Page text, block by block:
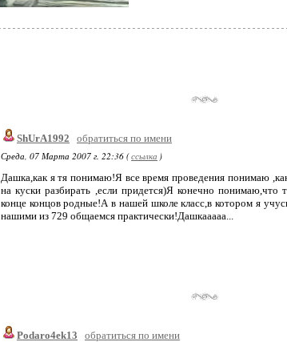
ShUrA1992
обратиться по имени
Среда, 07 Марта 2007 г. 22:36 (ссылка )
Дашка,как я тя понимаю!Я все время проведения понимаю
на куски разбирать ,если придется)Я конечно
конце концов родные!А в нашей школе класс,в котором я
нашими из 729 общаемся практически!Дашкааааа...
Podaro4ek13
обратиться по имени